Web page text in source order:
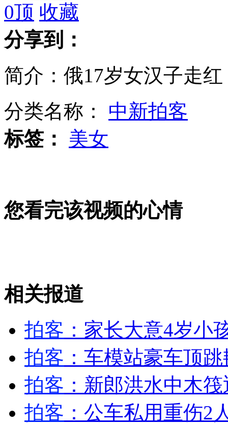
阻击境外“不速之客”：口岸频现“新奇”动植物
环保部：环保不达标 中石油中石化被处罚
丁香湖现一女浮尸 死因成迷
中石化10月1日起置换国Ⅳ汽油
山西运城恶犬咬伤多人 警民合力深夜将其击毙
女孩北京地铁殴打老人 痛下狠手拳打脚踢
无痛分娩是否安全 医生回应
0顶 收藏
分享到：
简介：俄17岁女汉子走
分类名称： 中新拍客
标签：
美女
您看完该视频的心情
相关报道
拍客 ：家长大意4岁小
拍客 ：车模站豪车顶
拍客 ：新郎洪水中木
拍客 ：公车私用重伤2